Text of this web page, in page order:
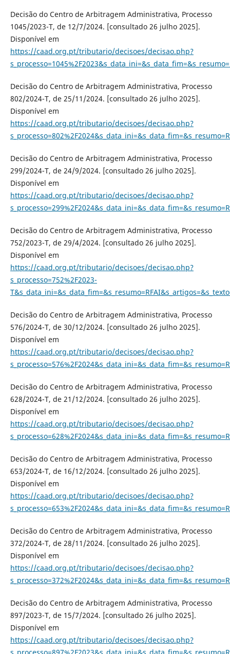
Decisão do Centro de Arbitragem Administrativa, Processo
1045/2023-T, de 12/7/2024. [consultado 26 julho 2025].
Disponível em
https://caad.org.pt/tributario/decisoes/decisao.php?
Decisão do Centro de Arbitragem Administrativa, Processo
802/2024-T, de 25/11/2024. [consultado 26 julho 2025].
Disponível em
https://caad.org.pt/tributario/decisoes/decisao.php?
Decisão do Centro de Arbitragem Administrativa, Processo
299/2024-T, de 24/9/2024. [consultado 26 julho 2025].
Disponível em
https://caad.org.pt/tributario/decisoes/decisao.php?
Decisão do Centro de Arbitragem Administrativa, Processo
752/2023-T, de 29/4/2024. [consultado 26 julho 2025].
Disponível em
https://caad.org.pt/tributario/decisoes/decisao.php?
s_processo=752%2F2023-
Decisão do Centro de Arbitragem Administrativa, Processo
576/2024-T, de 30/12/2024. [consultado 26 julho 2025].
Disponível em
https://caad.org.pt/tributario/decisoes/decisao.php?
Decisão do Centro de Arbitragem Administrativa, Processo
628/2024-T, de 21/12/2024. [consultado 26 julho 2025].
Disponível em
https://caad.org.pt/tributario/decisoes/decisao.php?
Decisão do Centro de Arbitragem Administrativa, Processo
653/2024-T, de 16/12/2024. [consultado 26 julho 2025].
Disponível em
https://caad.org.pt/tributario/decisoes/decisao.php?
Decisão do Centro de Arbitragem Administrativa, Processo
372/2024-T, de 28/11/2024. [consultado 26 julho 2025].
Disponível em
https://caad.org.pt/tributario/decisoes/decisao.php?
Decisão do Centro de Arbitragem Administrativa, Processo
897/2023-T, de 15/7/2024. [consultado 26 julho 2025].
Disponível em
https://caad.org.pt/tributario/decisoes/decisao.php?